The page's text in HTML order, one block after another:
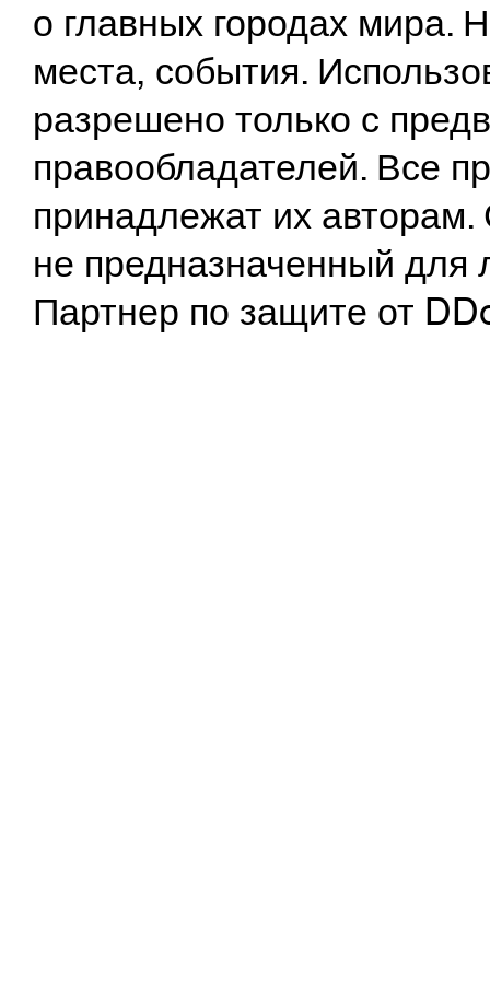
о главных городах
места, события.
разрешено только с
правообладателей. Все
принадлежат их
не предназначенный
Партнер по защите от